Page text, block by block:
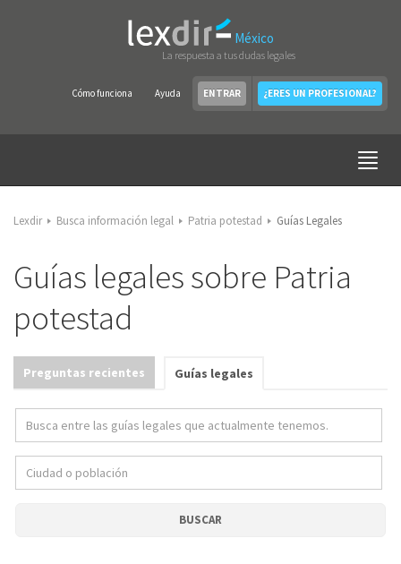
México
La respuesta a tus dudas legales
Cómo funciona Ayuda ENTRAR ¿ERES UN PROFESIONAL?
Lexdir Busca información legal Patria potestad Guías Legales
Guías legales sobre Patria
potestad
Preguntas recientes Guías legales
BUSCAR